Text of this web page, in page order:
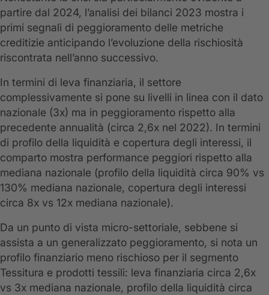
partire dal 2024, l’analisi dei bilanci 2023 mostra i
primi segnali di peggioramento delle metriche
creditizie anticipando l’evoluzione della rischiosità
riscontrata nell’anno successivo.
In termini di leva finanziaria, il settore
complessivamente si pone su livelli in linea con il dato
nazionale (3x) ma in peggioramento rispetto alla
precedente annualità (circa 2,6x nel 2022). In termini
di profilo della liquidità e copertura degli interessi, il
comparto mostra performance peggiori rispetto alla
mediana nazionale (profilo della liquidità circa 90% vs
130% mediana nazionale, copertura degli interessi
circa 8x vs 12x mediana nazionale).
Da un punto di vista micro-settoriale, sebbene si
assista a un generalizzato peggioramento, si nota un
profilo finanziario meno rischioso per il segmento
Tessitura e prodotti tessili: leva finanziaria circa 2,6x
vs 3x mediana nazionale, profilo della liquidità circa